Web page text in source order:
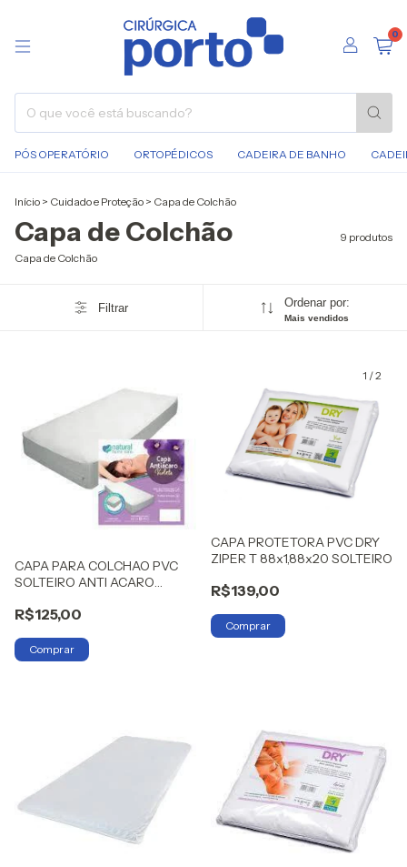
0
PÓS OPERATÓRIO ORTOPÉDICOS CADEIRA DE BANHO
Início > Cuidado e Proteção > Capa de Colchão
Capa de Colchão
9 produtos
Capa de Colchão
Filtrar Ordenar por:
Mais vendidos
CAPA PARA COLCHAO PVC
SOLTEIRO ANTI ACARO
R$125,00
1 /2
CAPA PROTETORA PVC DRY
ZIPER T 88x1,88x20 SOLTEIRO
R$139,00